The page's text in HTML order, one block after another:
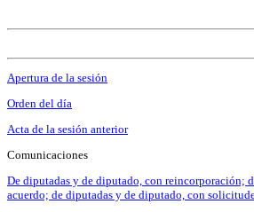
Apertura de la sesión
Orden del día
Acta de la sesión anterior
Comunicaciones
De diputadas y de diputado, con reincorporación;
acuerdo; de diputadas y de diputado, con